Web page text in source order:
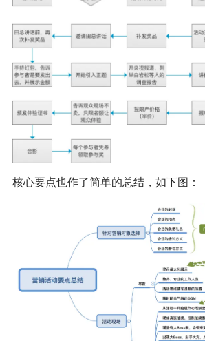
核心要点也作了简单的总结，如下图：